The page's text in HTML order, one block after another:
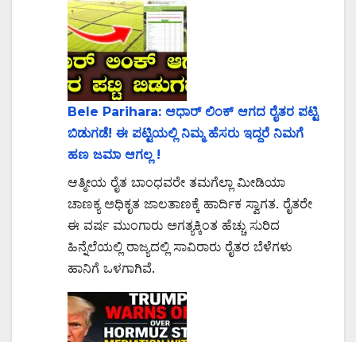
Bele Parihara: ಆಧಾರ್ ಲಿಂಕ್ ಆಗದ ರೈತರ ಪಟ್ಟಿ
ಬಿಡುಗಡೆ! ಈ ಪಟ್ಟಿಯಲ್ಲಿ ನಿಮ್ಮ ಹೆಸರು ಇದ್ದರೆ ನಿಮಗೆ
ಹಣ ಜಮಾ ಆಗಲ್ಲ !
ಆತ್ಮೀಯ ರೈತ ಬಾಂಧವರೇ ತಮಗೆಲ್ಲಾ ಮೀಡಿಯಾ
ಚಾಣಕ್ಯ ಅಧಿಕೃತ ಜಾಲತಾಣಕ್ಕೆ ಹಾರ್ದಿಕ ಸ್ವಾಗತ. ರೈತರೇ
ಈ ವರ್ಷ ಮುಂಗಾರು ಅಗತ್ಯಕ್ಕಿಂತ ಹೆಚ್ಚು ಸುರಿದ
ಹಿನ್ನೆಲೆಯಲ್ಲಿ ರಾಜ್ಯದಲ್ಲಿ ಸಾವಿರಾರು ರೈತರ ಬೆಳೆಗಳು
ಹಾನಿಗೆ ಒಳಗಾಗಿವೆ.